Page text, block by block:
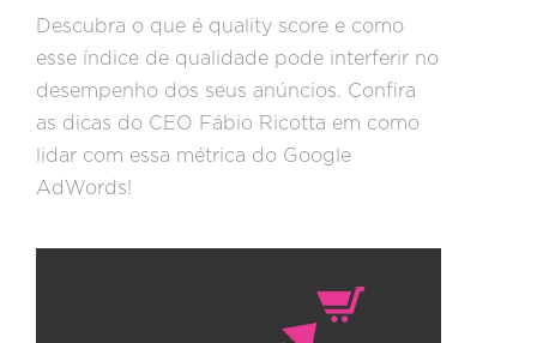
Descubra o que é quality score e como
esse índice de qualidade pode interferir no
desempenho dos seus anúncios. Confira
as dicas do CEO Fábio Ricotta em como
lidar com essa métrica do Google
AdWords!